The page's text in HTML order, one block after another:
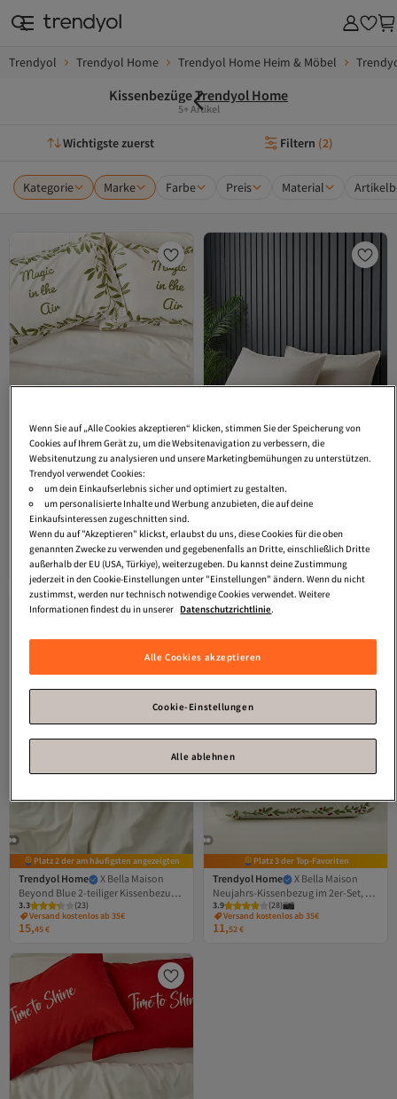
Trendyol Trendyol Home Trendyol Home Heim & Möbel
KissenbezügeTrendyol Home
5+ Artikel
Wichtigste zuerst Filtern (2)
Kategorie Marke Farbe Preis Material
Platz 1 der am häufigsten angezeigten
Trendyol Home
X Bella Maison
Blattbedruckter 2-teiliger
Kissenbezug 50x70cm
TPHAW26YK00000
(19)
Versand kostenlos ab 35€
16,56€
Platz 3 der am häufigsten angezeigten
Kissenbezüge 50x70cm
TPHSS25YK00000
3.4 (18)
Versand kostenlos ab 35€
12,53 €
Platz 2 der am häufigsten angezeigten
Trendyol Home
X Bella Maison
Beyond Blue 2-teiliger Kissenbezug
50x70cm TPHAW26YK00000
3.3 (23)
Versand kostenlos ab 35€
15,45€
Platz 3 der Top-Favoriten
Trendyol Home
X Bella Maison
Neujahrs-Kissenbezug im 2er-Set, 50
x 70 cm, TPHAW26YK00000
3.9 (28)
Versand kostenlos ab 35€
11,52€
Wenn Sie auf „Alle Cookies akzeptieren“ klicken, stimmen Sie der Speicherung von
Cookies auf Ihrem Gerät zu, um die Websitenavigation zu verbessern, die
Websitenutzung zu analysieren und unsere Marketingbemühungen zu unterstützen.
Trendyol verwendet Cookies:
um dein Einkaufserlebnis sicher und optimiert zu gestalten.
um personalisierte Inhalte und Werbung anzubieten, die auf deine
Einkaufsinteressen zugeschnitten sind.
Wenn du auf "Akzeptieren" klickst, erlaubst du uns, diese Cookies für die oben
genannten Zwecke zu verwenden und gegebenenfalls an Dritte, einschließlich Dritte
außerhalb der EU (USA, Türkiye), weiterzugeben. Du kannst deine Zustimmung
jederzeit in den Cookie-Einstellungen unter "Einstellungen" ändern. Wenn du nicht
zustimmst, werden nur technisch notwendige Cookies verwendet. Weitere
Informationen findest du in unserer Datenschutzrichtlinie.
Alle Cookies akzeptieren
Cookie-Einstellungen
Alle ablehnen